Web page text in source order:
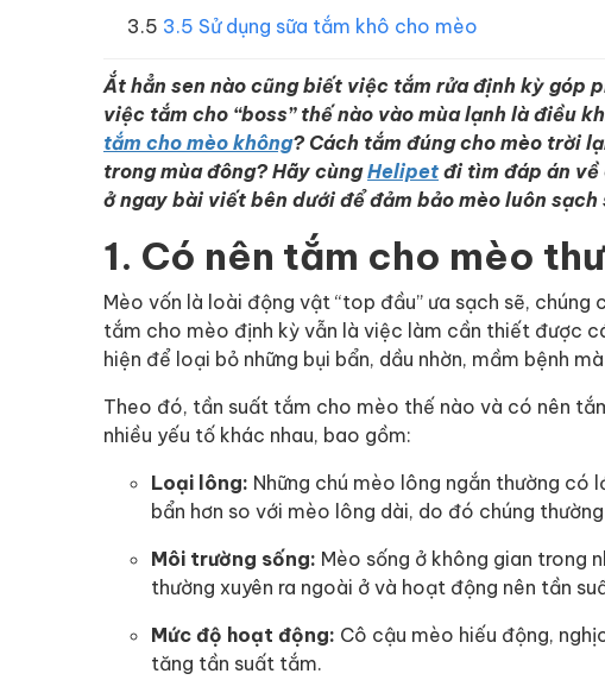
3.5 Sử dụng sữa tắm khô cho mèo
Ắt hẳn sen nào cũng biết việc tắm rửa định kỳ góp
việc tắm cho “boss” thế nào vào mùa lạnh là điều
tắm cho mèo không? Cách tắm đúng cho mèo trời
trong mùa đông? Hãy cùngHelipet đi tìm đáp án về
ở ngay bài viết bên dưới để đảm bảo mèo luôn sạch
1. Có nên tắm cho mèo
Mèo vốn là loài động vật “top đầu” ưa sạch sẽ,
tắm cho mèo định kỳ vẫn là việc làm cần thiết được
hiện để loại bỏ những bụi bẩn, dầu nhờn, mầm bệnh
Theo đó, tần suất tắm cho mèo thế nào và có nên
nhiều yếu tố khác nhau, bao gồm:
Loại lông: Những chú mèo lông ngắn thường có
bẩn hơn so với mèo lông dài, do đó chúng
Môi trường sống: Mèo sống ở không gian trong
thường xuyên ra ngoài ở và hoạt động nên tần
Mức độ hoạt động: Cô cậu mèo hiếu động,
tăng tần suất tắm.